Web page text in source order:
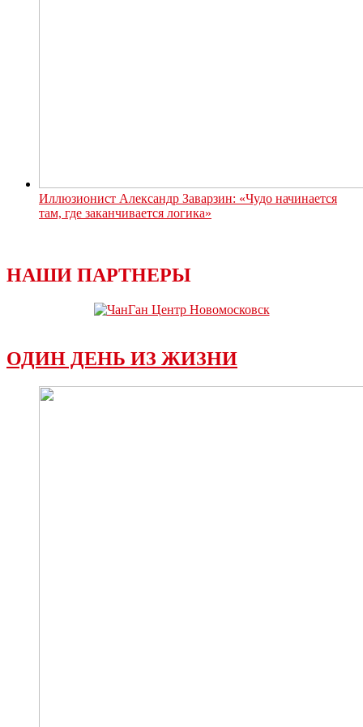
Иллюзионист Александр Заварзин: «Чудо начинается
там, где заканчивается логика»
НАШИ ПАРТНЕРЫ
ОДИН ДЕНЬ ИЗ ЖИЗНИ